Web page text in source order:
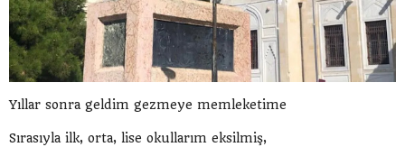
Yıllar sonra geldim gezmeye memleketime
Sırasıyla ilk, orta, lise okullarım eksilmiş,